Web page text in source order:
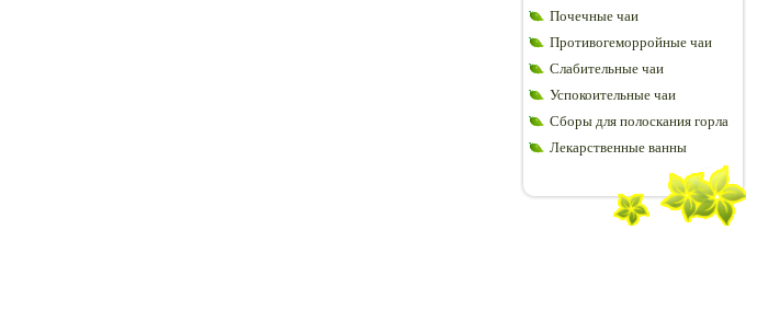
Почечные чаи
Противогеморройные чаи
Слабительные чаи
Успокоительные чаи
Сборы для полоскания горла
Лекарственные ванны